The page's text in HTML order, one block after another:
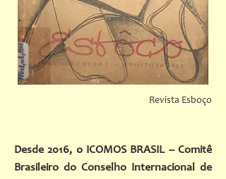
Revista Esboço
Desde 2016, o ICOMOS BRASIL – Comitê
Brasileiro do Conselho Internacional de